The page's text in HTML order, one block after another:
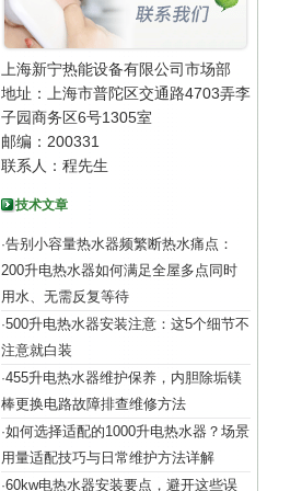
上海新宁热能设备有限公司市场部
地址：上海市普陀区交通路4703弄李
子园商务区6号1305室
邮编：200331
联系人：程先生
技术文章
·告别小容量热水器频繁断热水痛点：
200升电热水器如何满足全屋多点同时
用水、无需反复等待
·500升电热水器安装注意：这5个细节不
注意就白装
·455升电热水器维护保养，内胆除垢镁
棒更换电路故障排查维修方法
·如何选择适配的1000升电热水器？场景
用量适配技巧与日常维护方法详解
·60kw电热水器安装要点，避开这些误